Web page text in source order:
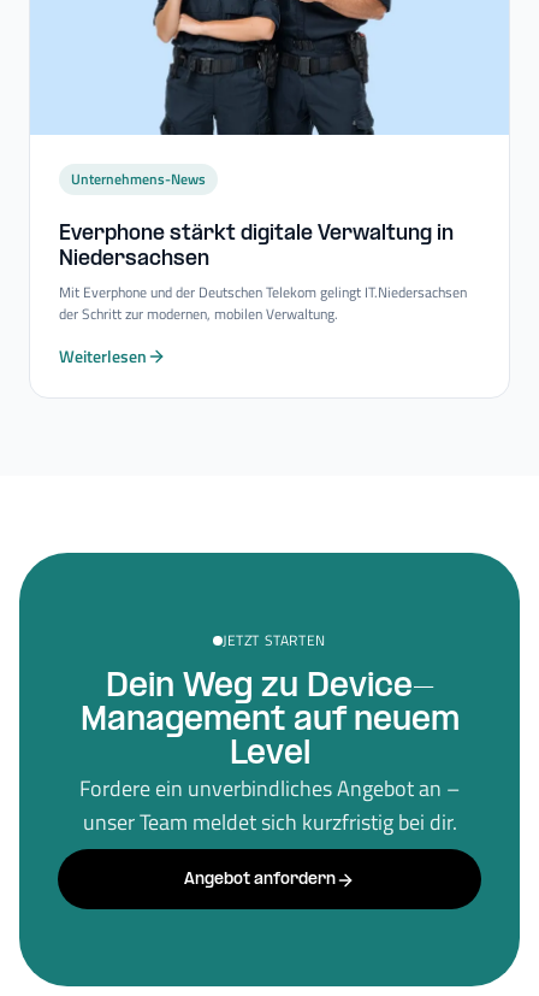
Unternehmens-News
Everphone stärkt digitale Verwaltung in
Niedersachsen
Mit Everphone und der Deutschen Telekom gelingt IT.Niedersachsen
der Schritt zur modernen, mobilen Verwaltung.
Weiterlesen
JETZT STARTEN
Dein Weg zu Device-
Management auf neuem
Level
Fordere ein unverbindliches Angebot an –
unser Team meldet sich kurzfristig bei dir.
Angebot anfordern